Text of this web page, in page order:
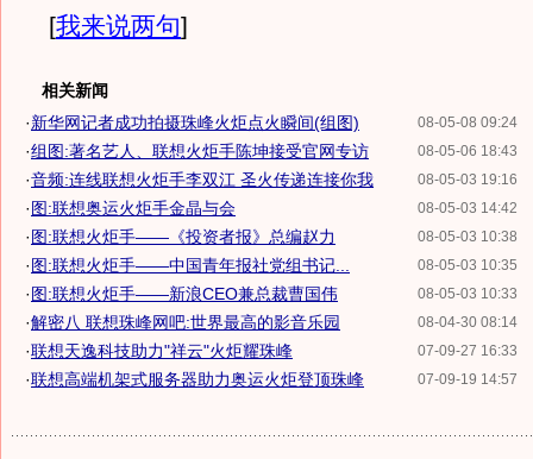
[我来说两句]
相关新闻
08-05-08 09:24
·新华网记者成功拍摄珠峰火炬点火瞬间(组图)
08-05-06 18:43
·组图:著名艺人、联想火炬手陈坤接受官网专访
08-05-03 19:16
·音频:连线联想火炬手李双江 圣火传递连接你我
08-05-03 14:42
·图:联想奥运火炬手金晶与会
08-05-03 10:38
·图:联想火炬手——《投资者报》总编赵力
08-05-03 10:35
·图:联想火炬手——中国青年报社党组书记...
08-05-03 10:33
·图:联想火炬手——新浪CEO兼总裁曹国伟
08-04-30 08:14
·解密八 联想珠峰网吧:世界最高的影音乐园
07-09-27 16:33
·联想天逸科技助力"祥云"火炬耀珠峰
07-09-19 14:57
·联想高端机架式服务器助力奥运火炬登顶珠峰